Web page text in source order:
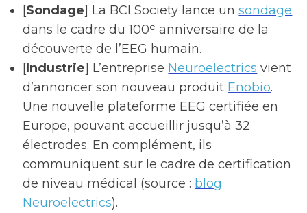
[Sondage] La BCI Society lance unsondage
dans le cadre du 100ᵉ anniversaire de la
découverte de l’EEG humain.
[Industrie] L’entreprise Neuroelectrics vient
d’annoncer son nouveau produit Enobio.
Une nouvelle plateforme EEG certifiée en
Europe, pouvant accueillir jusqu’à 32
électrodes. En complément, ils
communiquent sur le cadre de certification
de niveau médical (source : blog
Neuroelectrics).